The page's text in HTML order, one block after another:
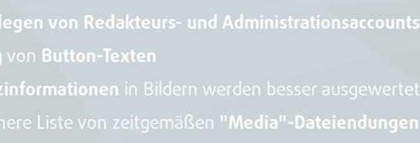
von Redakteurs- und Administrationsaccounts
von Button-Texten
in Bildern werden besser ausgewertet
Liste von zeitgemäßen "Media"-Dateiendungen